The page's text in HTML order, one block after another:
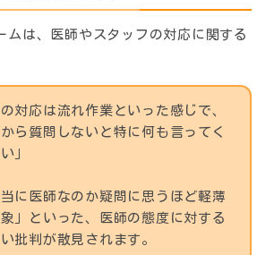
ムは、医師やスタッフの対応に関する
対応は流れ作業といった感じで、
ら質問しないと特に何も言ってく
」
当に医師なのか疑問に思うほど軽薄
」といった、医師の態度に対する
批判が散見されます。